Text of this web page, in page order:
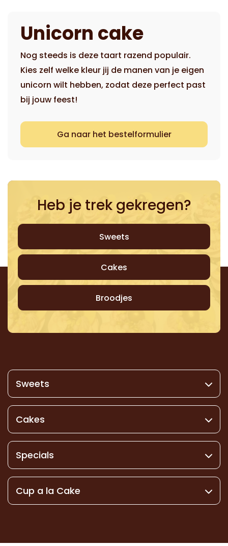
Unicorn cake
Nog steeds is deze taart razend populair.
Kies zelf welke kleur jij de manen van je eigen
unicorn wilt hebben, zodat deze perfect past
bij jouw feest!
Ga naar het bestelformulier
Heb je trek gekregen?
Sweets
Cakes
Broodjes
Sweets
Cakes
Specials
Cup a la Cake